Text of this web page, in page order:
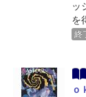
ッ
を
終
ｏ